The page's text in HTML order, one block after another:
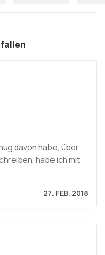
davon habe, über
habe ich mit
27. FEB. 2018